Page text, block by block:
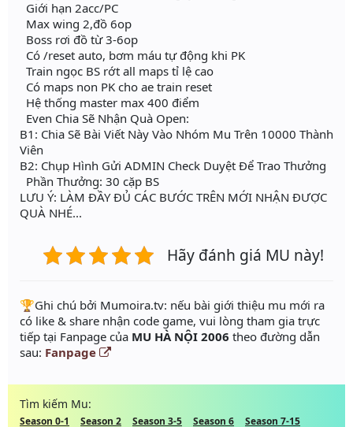
Giới hạn 2acc/PC
Max wing 2,đồ 6op
Boss rơi đồ từ 3-6op
Có /reset auto, bơm máu tự động khi PK
Train ngọc BS rớt all maps tỉ lệ cao
Có maps non PK cho ae train reset
Hệ thống master max 400 điểm
Even Chia Sẽ Nhận Quà Open:
B1: Chia Sẽ Bài Viết Này Vào Nhóm Mu Trên 10000 Thành
Viên
B2: Chụp Hình Gửi ADMIN Check Duyệt Để Trao Thưởng
Phần Thưởng: 30 cặp BS
LƯU Ý: LÀM ĐẦY ĐỦ CÁC BƯỚC TRÊN MỚI NHẬN ĐƯỢC
QUÀ NHÉ...
Hãy đánh giá MU này!
️🏆Ghi chú bởi Mumoira.tv: nếu bài giới thiệu mu mới ra
có like & share nhận code game, vui lòng tham gia trực
tiếp tại Fanpage của MU HÀ NỘI 2006 theo đường dẫn
sau: Fanpage
Tìm kiếm Mu:
Season 0-1 Season 2 Season 3-5 Season 6 Season 7-15